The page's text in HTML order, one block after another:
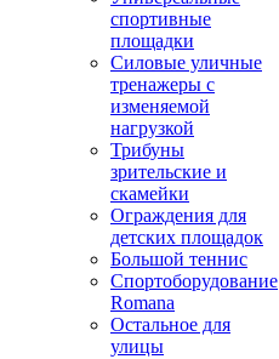
спортивные
площадки
Силовые уличные
тренажеры с
изменяемой
нагрузкой
Трибуны
зрительские и
скамейки
Ограждения для
детских площадок
Большой теннис
Спортоборудование
Romana
Остальное для
улицы